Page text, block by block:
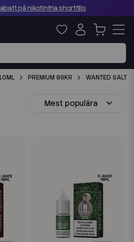
på nikotinfria shortfills
PREMIUM 89KR WANTED SALT
Mest populära